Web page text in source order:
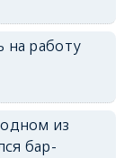
erid: 2SDnjdvhGXG
на работу
из
бар-